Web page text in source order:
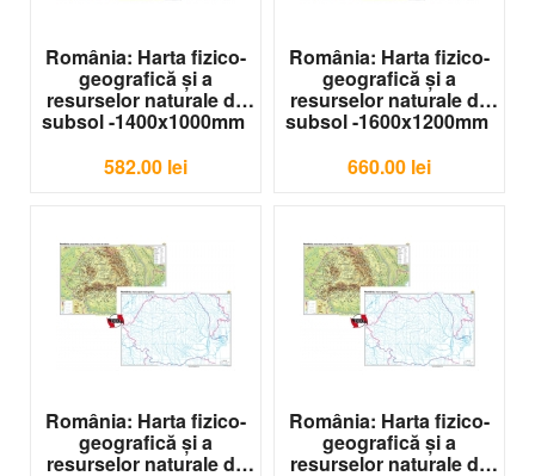
România: Harta fizico-
geografică şi a
resurselor naturale de
subsol -1400x1000mm
582.00 lei
România: Harta fizico-
geografică şi a
resurselor naturale de
subsol -1600x1200mm
660.00 lei
România: Harta fizico-
geografică şi a
resurselor naturale de
România: Harta fizico-
geografică şi a
resurselor naturale de